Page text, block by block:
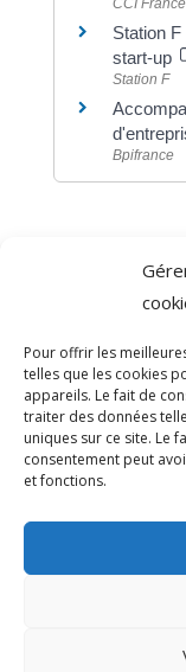
Pour offrir les
telles que les cookies
appareils. Le fait de
traiter des données
uniques sur ce site. Le
consentement peut
et fonctions.
Station
start-up
Station F
Bpifrance
Direction de
comarquage
© 2026 Mairie